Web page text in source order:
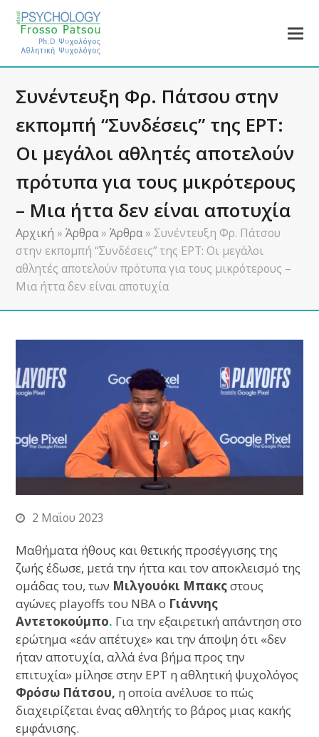
Συνέντευξη Φρ. Πάτσου στην
εκπομπή “Συνδέσεις” της ΕΡΤ:
Οι μεγάλοι αθλητές αποτελούν
πρότυπα για τους μικρότερους
– Μια ήττα δεν είναι αποτυχία
Αρχική »Άρθρα»Άρθρα» Συνέντευξη Φρ. Πάτσου
στην εκπομπή “Συνδέσεις” της ΕΡΤ: Οι μεγάλοι
αθλητές αποτελούν πρότυπα για τους μικρότερους –
Μια ήττα δεν είναι αποτυχία
2 Μαΐου 2023
Mαθήματα ήθους και θετικής προσέγγισης της
ζωής έδωσε, μετά την ήττα και τον αποκλεισμό της
ομάδας του, των Μιλγουόκι Μπακςστους
αγώνες playoffs του ΝΒΑ ο Γιάννης
Αντετοκούμπο. Για την εξαιρετική απάντηση στο
ερώτημα «εάν απέτυχε» και την άποψη ότι «δεν
ήταν αποτυχία, αλλά ένα βήμα προς την
επιτυχία» μίλησε στην ΕΡΤ η αθλητική ψυχολόγος
Φρόσω Πάτσου, η οποία ανέλυσε το πώς
διαχειρίζεται ένας αθλητής το βάρος μιας κακής
εμφάνισης.